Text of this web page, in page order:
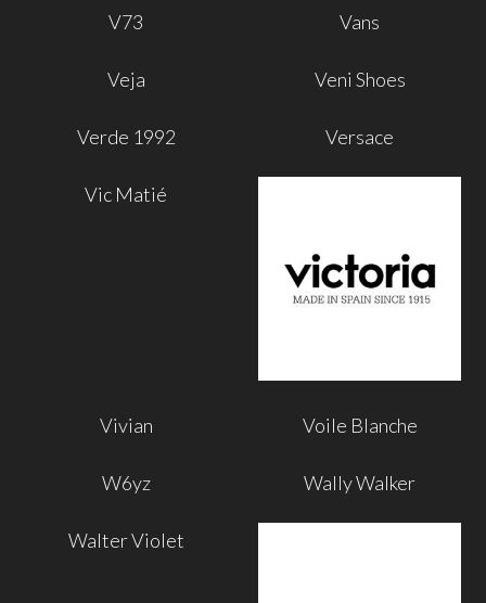
V73 Vans
Veja Veni Shoes
Verde 1992 Versace
Vic Matié
Vivian Voile Blanche
W6yz Wally Walker
Walter Violet